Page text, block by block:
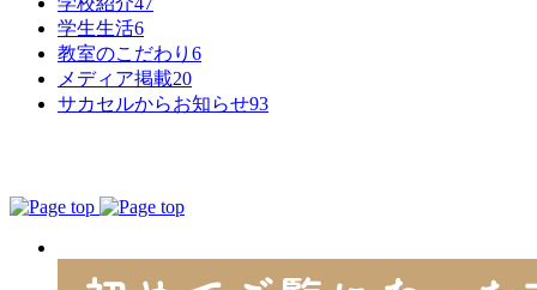
学生生活6
教室のこだわり 6
メディア掲載20
サカセルからお知らせ93